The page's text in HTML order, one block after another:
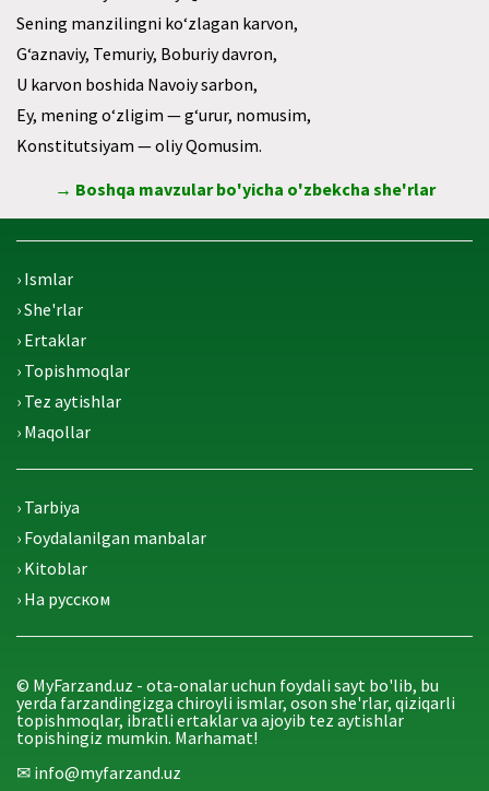
Sening manzilingni ko‘zlagan karvon,
G‘aznaviy, Temuriy, Boburiy davron,
U karvon boshida Navoiy sarbon,
Ey, mening o‘zligim — g‘urur, nomusim,
Konstitutsiyam — oliy Qomusim.
→ Boshqa mavzular bo'yicha o'zbekcha she'rlar
› Ismlar
› She'rlar
› Ertaklar
› Topishmoqlar
› Tez aytishlar
› Maqollar
› Tarbiya
› Foydalanilgan manbalar
› Kitoblar
› На русском
© MyFarzand.uz - ota-onalar uchun foydali sayt bo'lib, bu
yerda farzandingizga chiroyli ismlar, oson she'rlar, qiziqarli
topishmoqlar, ibratli ertaklar va ajoyib tez aytishlar
topishingiz mumkin. Marhamat!
✉ info@myfarzand.uz